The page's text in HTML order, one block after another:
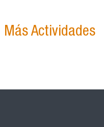
Más Actividades